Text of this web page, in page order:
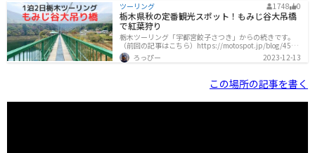
ツーリング 1748 0
栃木県秋の定番観光スポット！もみじ谷大吊橋
で紅葉狩り
栃木ツーリング「宇都宮餃子さつき」からの続きです。
（前回の記事はこちら）https://motospot.jp/blog/453
5/他の記事は以下のリンクから辿れます。今回のツーリ
ングルート大谷資料館宇都宮餃子さつきもみじ谷大吊橋
原ミスタービーフ（ここから二日目）殺生石温泉神社南
ケ丘牧場乙女の滝沼ッ原湿原那珂川清流鉄道竜門の滝安
べて午後のツーリングもスタート！雨も上がり、絶好の
ろっぴー 2023-12-13
この場所の記事を書く